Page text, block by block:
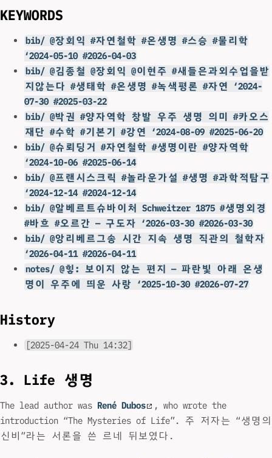
KEYWORDS
bib/ @장회익 #자연철학 #온생명 #스승 #물리학
‘2024-05-10 #2026-04-03
bib/ @김종철 @장회익 @이현주 #새들은과외수업을받
지않는다 #생태학 #온생명 #녹색평론 #자연 ‘2024-
07-30 #2025-03-22
bib/ @박권 #양자역학 창발 우주 생명 의미 #카오스
재단 #수학 #기본기 #강연 ‘2024-08-09 #2025-06-20
bib/ @슈뢰딩거 #자연철학 #생명이란 #양자역학
‘2024-10-06 #2025-06-14
bib/ @프랜시스크릭 #놀라운가설 #생명 #과학적탐구
‘2024-12-14 #2024-12-14
bib/ @알베르트슈바이처 Schweitzer 1875 #생명외경
#바흐 #오르간 — 구도자 ‘2026-03-30 #2026-03-30
bib/ @앙리베르그송 시간 지속 생명 직관의 철학자
‘2026-04-11 #2026-04-11
notes/ @힣: 보이지 않는 편지 — 파란빛 아래 온생
명이 우주에 띄운 사랑 ‘2025-10-30 #2026-07-27
History
[2025-04-24 Thu 14:32]
3. Life 생명
The lead author was René Dubos
, who wrote the
introduction “The Mysteries of Life”. 주 저자는 “생명의
신비”라는 서론을 쓴 르네 뒤보였다.